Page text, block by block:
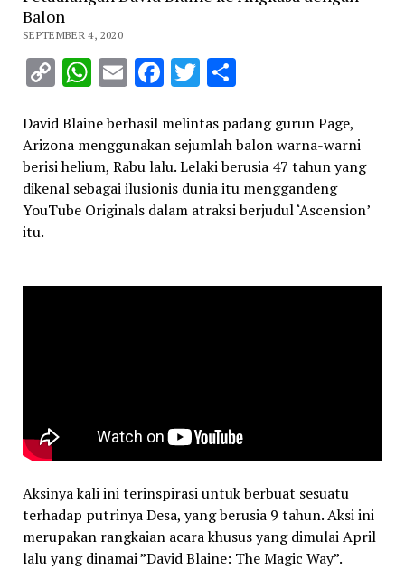
Balon
SEPTEMBER 4, 2020
CopyWhatsApp
EmailFacebook
Twitter
Share
David Blaine berhasil melintas padang gurun Page,
Arizona menggunakan sejumlah balon warna-warni
berisi helium, Rabu lalu. Lelaki berusia 47 tahun yang
dikenal sebagai ilusionis dunia itu menggandeng
YouTube Originals dalam atraksi berjudul ‘Ascension’
itu.
Aksinya kali ini terinspirasi untuk berbuat sesuatu
terhadap putrinya Desa, yang berusia 9 tahun. Aksi ini
merupakan rangkaian acara khusus yang dimulai April
lalu yang dinamai ”David Blaine: The Magic Way”.